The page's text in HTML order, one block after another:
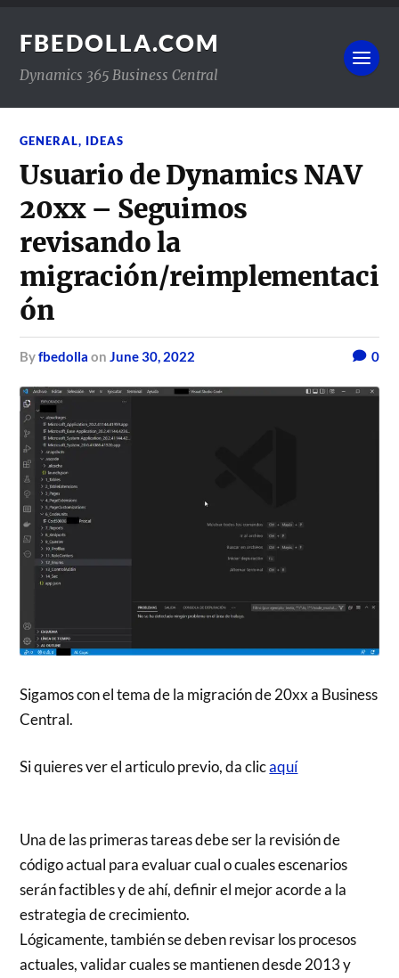
FBEDOLLA.COM
Dynamics 365 Business Central
GENERAL, IDEAS
Usuario de Dynamics NAV
20xx – Seguimos
revisando la
migración/reimplementaci
ón
byfbedolla onJune 30, 2022 0
Sigamos con el tema de la migración de 20xx a Business
Central.
Si quieres ver el articulo previo, da clicaquí
Una de las primeras tareas debe ser la revisión de
código actual para evaluar cual o cuales escenarios
serán factibles y de ahí, definir el mejor acorde a la
estrategia de crecimiento.
Lógicamente, también se deben revisar los procesos
actuales, validar cuales se mantienen desde 2013 y